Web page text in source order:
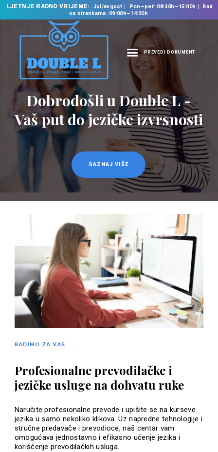
LJETNJE RADNO VRIJEME: Jul/avgust Pon–pet: 08:30h–15:00h
Rad
sa strankama: 09:00h–14:30h
PREVEDI DOKUMENT
NASLOVNA
O NAMA
NAŠE USLUGE
ŠKOLA STRANIH
JEZIKA
PREVODILAČKI BIRO
KURSEVI
NOVOSTI
KONTAKT
Dobrodošli u Double L -
Vaš put do jezičke izvrsnosti
SAZNAJ VIŠE
RADIMO ZA VAS
Profesionalne prevodilačke i
jezičke usluge na dohvatu ruke
Naručite profesionalne prevode i upišite se na kurseve
jezika u samo nekoliko klikova. Uz napredne tehnologije i
stručne predavače i prevodioce, naš centar vam
omogućava jednostavno i efikasno učenje jezika i
korišćenje prevodilačkih usluga.